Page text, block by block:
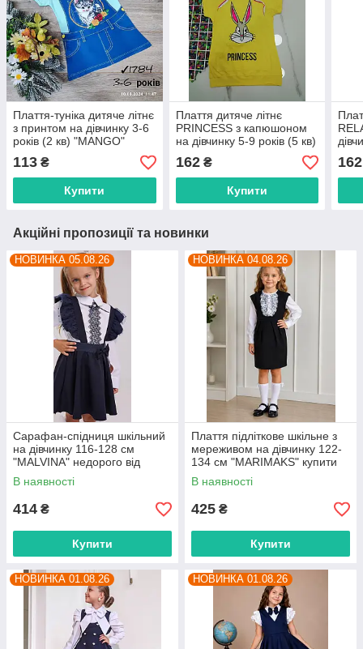
Плаття-туніка дитяче літнє
з принтом на дівчинку 3-6
років (2 кв) "MANGO"
купити гуртом в Одесі на
7км
113 ₴
Купити
Плаття дитяче літнє
PRINCESS з капюшоном
на дівчинку 5-9 років (5 кв)
"PONI KIDS" купити гуртом
в Одесі на 7км
162₴
Купити
в
162
Акційні пропозиції та новинки
НОВИНКА 05.08.26
Сарафан-спідниця шкільний
на дівчинку 116-128 см
"MALVINA" недорого від
прямого постачальника
В наявності
414 ₴
Купити
НОВИНКА 04.08.26
Плаття підліткове шкільне з
мереживом на дівчинку 122-
134 см "MARIMAKS" купити
гуртом в Одесі на 7км
В наявності
425 ₴
Купити
НОВИНКА 01.08.26 НОВИНКА 01.08.26